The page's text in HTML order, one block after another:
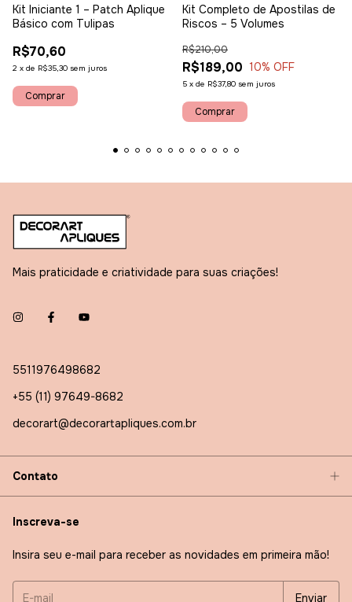
Kit Iniciante 1 – Patch Aplique
Básico com Tulipas
R$70,60
2 x de R$35,30 sem juros
Kit Completo de Apostilas de
Riscos – 5 Volumes
R$189,00
R$210,00
10% OFF
5 x de R$37,80 sem juros
Mais praticidade e criatividade para suas criações!
5511976498682
+55 (11) 97649-8682
decorart@decorartapliques.com.br
Contato
Inscreva-se
Insira seu e-mail para receber as novidades em primeira mão!